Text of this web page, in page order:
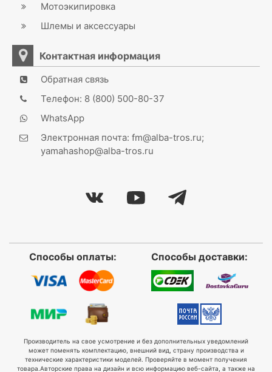
Мотоэкипировка
Шлемы и аксессуары
Контактная информация
Обратная связь
Телефон: 8 (800) 500-80-37
WhatsApp
Электронная почта: fm@alba-tros.ru;
yamahashop@alba-tros.ru
Способы оплаты: Способы доставки:
Производитель на свое усмотрение и без дополнительных уведомлений
может поменять комплектацию, внешний вид, страну производства и
технические характеристики моделей. Проверяйте в момент получения
товара.Авторские права на дизайн и всю информацию веб-сайта, а также на